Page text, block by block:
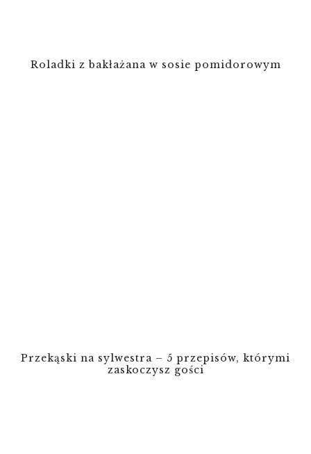
Roladki z bakłażana w sosie pomidorowym
Przekąski na sylwestra – 5 przepisów, którymi
zaskoczysz gości